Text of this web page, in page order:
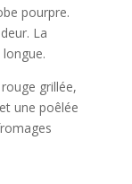
pourpre.
La
grillée,
une poêlée